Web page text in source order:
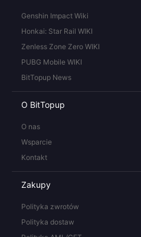
Genshin Impact Wiki
Honkai: Star Rail WIKI
Zenless Zone Zero WIKI
PUBG Mobile WIKI
BitTopup News
O BitTopup
O nas
Wsparcie
Kontakt
Zakupy
Polityka zwrotów
Polityka dostaw